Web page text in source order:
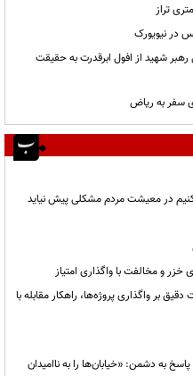
در نیویورک
شهید از افول ابرقدرت به حقیقت
سفر به ریاض
کنیم در معیشت مردم مشکلی پیش نیاید
و مخالفت با واگذاری امتیاز
بر واگذاری پروژه‌ها، راهکار مقابله با
به دشمن: «خیابان‌ها را به ناامیدان